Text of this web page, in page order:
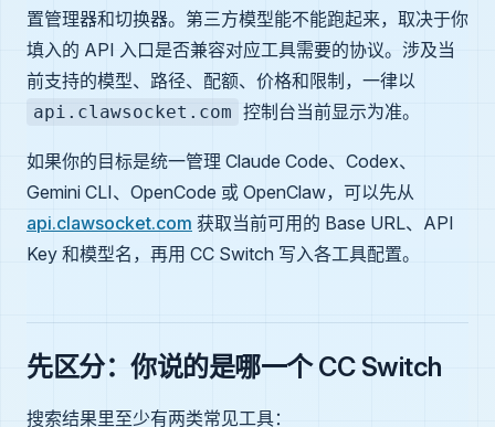
置管理器和切换器。第三方模型能不能跑起来，取决于你
填入的 API 入口是否兼容对应工具需要的协议。涉及当
前支持的模型、路径、配额、价格和限制，一律以
api.clawsocket.com 控制台当前显示为准。
如果你的目标是统一管理 Claude Code、Codex、
Gemini CLI、OpenCode 或 OpenClaw，可以先从
api.clawsocket.com 获取当前可用的 Base URL、API
Key 和模型名，再用 CC Switch 写入各工具配置。
先区分：你说的是哪一个 CC Switch
搜索结果里至少有两类常见工具：